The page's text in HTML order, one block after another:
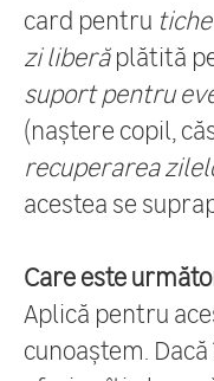
card pentru
zi liberăplătită
suport pentru
(naștere copil,
recuperarea
acestea se
Care este
Aplică pentru
cunoaștem.